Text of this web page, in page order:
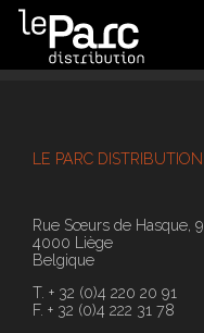
LE PARC DISTRIBUTION
Rue Sœurs de Hasque, 9
4000 Liège
Belgique
T. + 32 (0)4 220 20 91
F. + 32 (0)4 222 31 78